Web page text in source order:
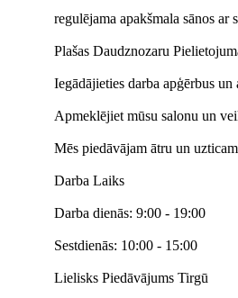
regulējama apakšmala sānos ar
Plašas Daudznozaru
Iegādājieties darba apģērbus
Apmeklējiet mūsu salonu un
Mēs piedāvājam ātru un
Darba Laiks
Darba dienās: 9:00 - 19:00
Sestdienās: 10:00 - 15:00
Lielisks Piedāvājums Tirgū